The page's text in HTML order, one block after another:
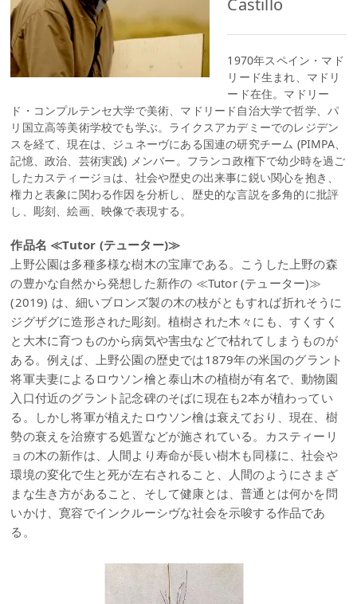
1970年スペイン・マド
リード生まれ、マドリ
ード在住。マドリー
ド・コンプルテンセ大学で美術、マドリード自治大学で哲学、パ
リ国立高等美術学校でも学ぶ。ライクスアカデミーでのレジデン
スを経て、現在は、ジュネーヴにある国連の研究チーム (PIMPA、
記憶、政治、芸術実践) メンバー。フランコ政権下で幼少時を過ご
したカスティージョは、社会や歴史の出来事に鋭い関心を抱き、
権力と表象に関わる作因を分析し、歴史的な言説を多角的に批評
し、彫刻、絵画、映像で表現する。
作品名 ≪Tutor (テューター)≫
上野公園は多種多様な樹木の宝庫である。こうした上野の森
の豊かな自然から発想した新作の ≪Tutor (テューター)≫
(2019) は、細いブロンズ製の木の枝がともすれば折れそうに
ジグザグに造形された彫刻。植樹された木々にも、すくすく
と大木に育つものから病気や害虫などで枯れてしまうものが
ある。例えば、上野公園の歴史では1879年の米国のグラント
将軍夫妻によるロウソン檜と泰山木の植樹が有名で、動物園
入口付近のグラント記念碑のそばに現在も2本が植わってい
る。しかし将軍が植えたロウソン檜は衰えており、現在、樹
勢の衰えを治療する処置などが施されている。カスティーリ
ョの木の新作は、人間より寿命が長い樹木も同様に、社会や
環境の変化で生と死が左右されること、人間のようにさまざ
まな生き方があること、そして健康とは、普通とは何かを問
いかけ、寛容でインクルーシヴな社会を示唆する作品であ
る。